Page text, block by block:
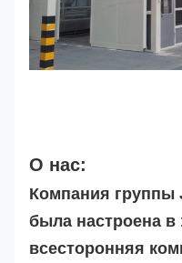
О нас:
Компания группы
была настроена в
всесторонняя